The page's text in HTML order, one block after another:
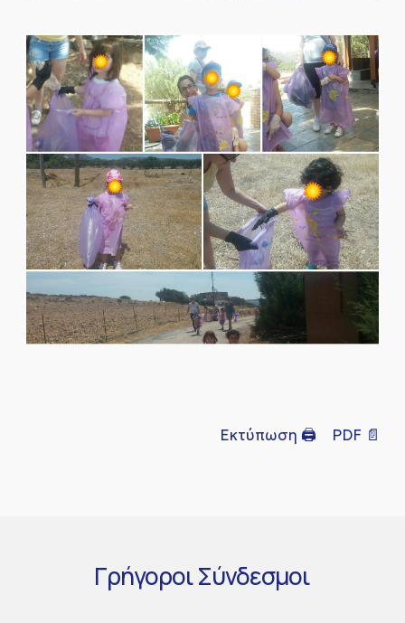
Εκτύπωση 🖨 PDF 📄
ΓρήγοροιΣύνδεσμοι